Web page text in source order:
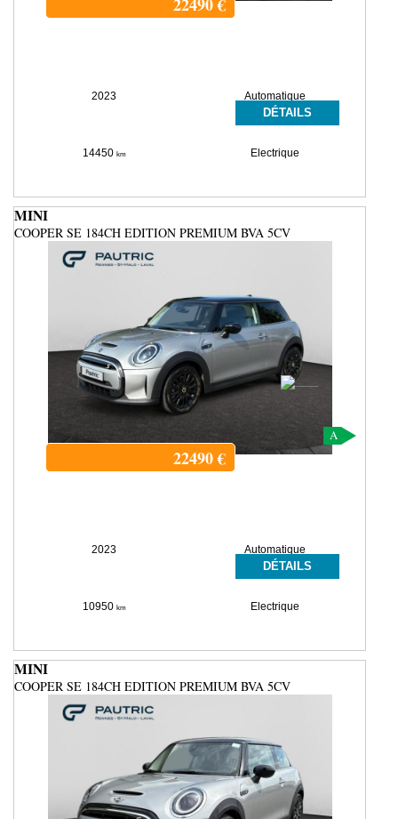
2023 Automatique
14450 km Electrique
22490€
DÉTAILS
MINI
COOPER SE 184CH EDITION PREMIUM BVA 5CV
A
2023 Automatique
10950 km Electrique
22490€
DÉTAILS
MINI
COOPER SE 184CH EDITION PREMIUM BVA 5CV